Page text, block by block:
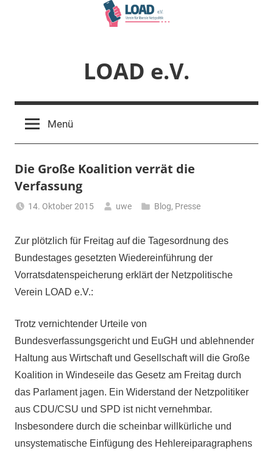
LOAD e.V.
liberale
Menü
Die Große Koalition verrät die
Verfassung
14. Oktober 2015 uwe Blog, Presse
Zur plötzlich für Freitag auf die Tagesordnung des
Bundestages gesetzten Wiedereinführung der
Vorratsdatenspeicherung erklärt der Netzpolitische
Verein LOAD e.V.:
Trotz vernichtender Urteile von
Bundesverfassungsgericht und EuGH und ablehnender
Haltung aus Wirtschaft und Gesellschaft will die Große
Koalition in Windeseile das Gesetz am Freitag durch
das Parlament jagen. Ein Widerstand der Netzpolitiker
aus CDU/CSU und SPD ist nicht vernehmbar.
Insbesondere durch die scheinbar willkürliche und
unsystematische Einfügung des Hehlereiparagraphens